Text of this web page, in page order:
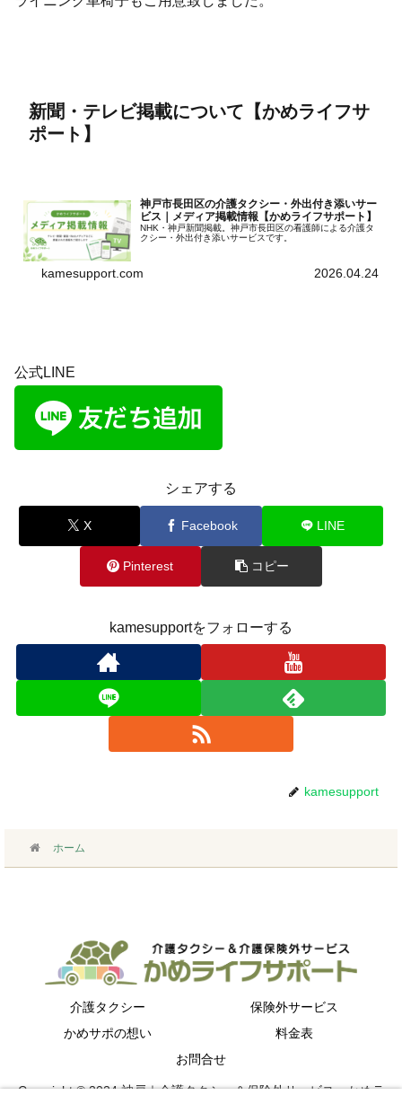
新聞・テレビ掲載について【かめライフサ
ポート】
神戸市長田区の介護タクシー・外出付き添いサー
ビス｜メディア掲載情報【かめライフサポート】
NHK・神戸新聞掲載。神戸市長田区の看護師による介護タ
クシー・外出付き添いサービスです。
kamesupport.com 2026.04.24
公式LINE
シェアする
X Facebook LINE
Pinterest コピー
kamesupportをフォローする
kamesupport
ホーム
介護タクシー
保険外サービス
かめサポの想い
料金表
お問合せ
Copyright © 2024 神戸｜介護タクシー＆保険外サービス～かめラ